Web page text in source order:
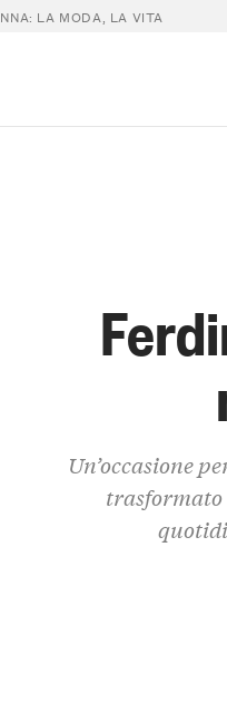
LA MODA, LA VITA
Un’occasione
trasformato